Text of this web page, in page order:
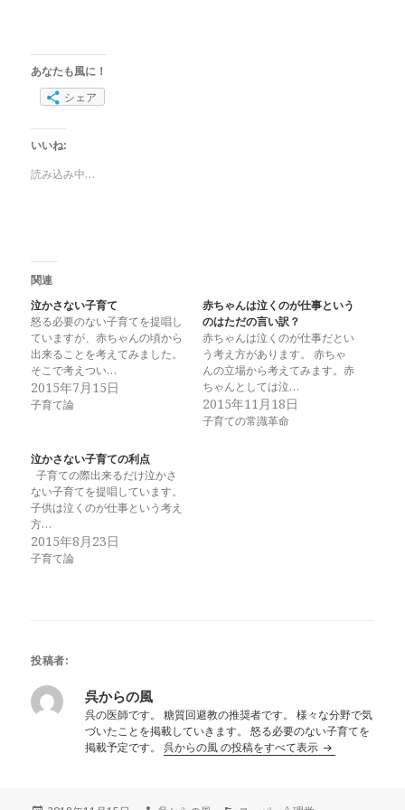
あなたも風に！
シェア
いいね:
読み込み中…
関連
泣かさない子育て
怒る必要のない子育てを提唱し
ていますが、赤ちゃんの頃から
出来ることを考えてみました。
そこで考えつい…
2015年7月15日
子育て論
赤ちゃんは泣くのが仕事という
のはただの言い訳？
赤ちゃんは泣くのが仕事だとい
う考え方があります。 赤ちゃ
んの立場から考えてみます。赤
ちゃんとしては泣…
2015年11月18日
子育ての常識革命
泣かさない子育ての利点
子育ての際出来るだけ泣かさ
ない子育てを提唱しています。
子供は泣くのが仕事という考え
方…
2015年8月23日
子育て論
投稿者:
呉からの風
呉の医師です。 糖質回避教の推奨者です。 様々な分野で気
づいたことを掲載していきます。 怒る必要のない子育てを
掲載予定です。呉からの風 の投稿をすべて表示